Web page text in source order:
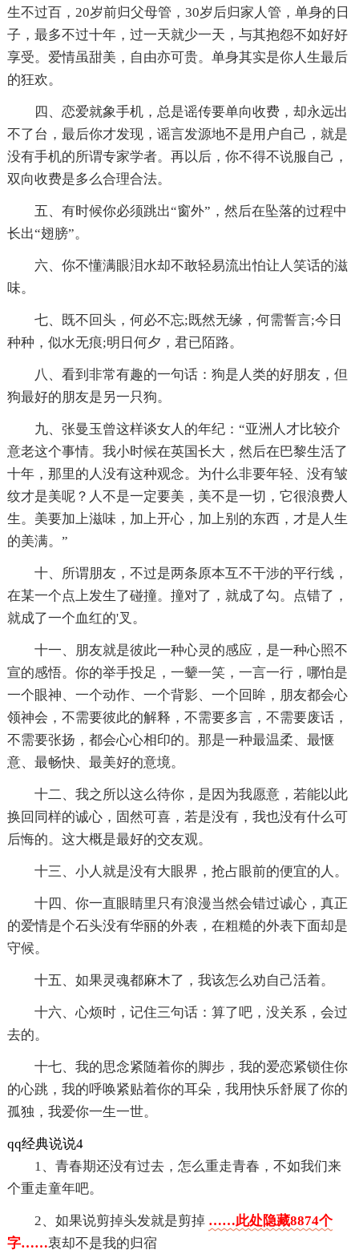
生不过百，20岁前归父母管，30岁后归家人管，单身的日
子，最多不过十年，过一天就少一天，与其抱怨不如好好
享受。爱情虽甜美，自由亦可贵。单身其实是你人生最后
的狂欢。
四、恋爱就象手机，总是谣传要单向收费，却永远出
不了台，最后你才发现，谣言发源地不是用户自己，就是
没有手机的所谓专家学者。再以后，你不得不说服自己，
双向收费是多么合理合法。
五、有时候你必须跳出“窗外”，然后在坠落的过程中
长出“翅膀”。
六、你不懂满眼泪水却不敢轻易流出怕让人笑话的滋
味。
七、既不回头，何必不忘;既然无缘，何需誓言;今日
种种，似水无痕;明日何夕，君已陌路。
八、看到非常有趣的一句话：狗是人类的好朋友，但
狗最好的朋友是另一只狗。
九、张曼玉曾这样谈女人的年纪：“亚洲人才比较介
意老这个事情。我小时候在英国长大，然后在巴黎生活了
十年，那里的人没有这种观念。为什么非要年轻、没有皱
纹才是美呢？人不是一定要美，美不是一切，它很浪费人
生。美要加上滋味，加上开心，加上别的东西，才是人生
的美满。”
十、所谓朋友，不过是两条原本互不干涉的平行线，
在某一个点上发生了碰撞。撞对了，就成了勾。点错了，
就成了一个血红的'叉。
十一、朋友就是彼此一种心灵的感应，是一种心照不
宣的感悟。你的举手投足，一颦一笑，一言一行，哪怕是
一个眼神、一个动作、一个背影、一个回眸，朋友都会心
领神会，不需要彼此的解释，不需要多言，不需要废话，
不需要张扬，都会心心相印的。那是一种最温柔、最惬
意、最畅快、最美好的意境。
十二、我之所以这么待你，是因为我愿意，若能以此
换回同样的诚心，固然可喜，若是没有，我也没有什么可
后悔的。这大概是最好的交友观。
十三、小人就是没有大眼界，抢占眼前的便宜的人。
十四、你一直眼睛里只有浪漫当然会错过诚心，真正
的爱情是个石头没有华丽的外表，在粗糙的外表下面却是
守候。
十五、如果灵魂都麻木了，我该怎么劝自己活着。
十六、心烦时，记住三句话：算了吧，没关系，会过
去的。
十七、我的思念紧随着你的脚步，我的爱恋紧锁住你
的心跳，我的呼唤紧贴着你的耳朵，我用快乐舒展了你的
孤独，我爱你一生一世。
qq经典说说4
1、青春期还没有过去，怎么重走青春，不如我们来
个重走童年吧。
2、如果说剪掉头发就是剪掉 ……此处隐藏8874个
字……衷却不是我的归宿